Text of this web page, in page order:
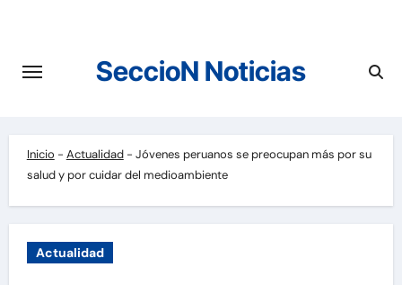
contenido
SeccioN Noticias
Inicio - Actualidad- Jóvenes peruanos se preocupan más por su
salud y por cuidar del medioambiente
Actualidad